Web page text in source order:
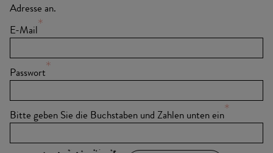
Adresse an.
E-Mail
Passwort
Bitte geben Sie die Buchstaben und Zahlen unten ein